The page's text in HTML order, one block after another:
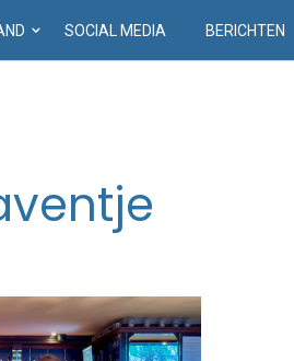
SOCIAL MEDIA BERICHTEN